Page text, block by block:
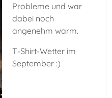
Probleme und war
dabei noch
angenehm warm.
T-Shirt-Wetter im
September :)